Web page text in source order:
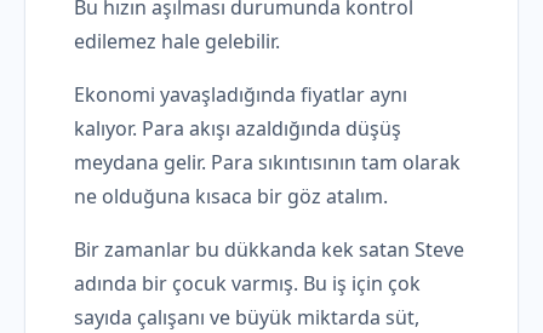
Bu hızın aşılması durumunda kontrol
edilemez hale gelebilir.
Ekonomi yavaşladığında fiyatlar aynı
kalıyor. Para akışı azaldığında düşüş
meydana gelir. Para sıkıntısının tam olarak
ne olduğuna kısaca bir göz atalım.
Bir zamanlar bu dükkanda kek satan Steve
adında bir çocuk varmış. Bu iş için çok
sayıda çalışanı ve büyük miktarda süt,